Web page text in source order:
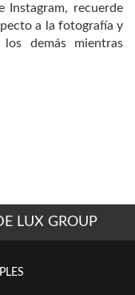
Instagram, recuerde
a la fotografía y
demás mientras
LUX GROUP